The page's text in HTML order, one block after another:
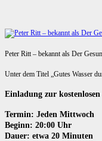
Peter Ritt – bekannt als Der
Unter dem Titel „Gutes Wasser
Einladung zur
Termin: Jeden Mittwoch
Beginn: 20:00 Uhr
Dauer: etwa 20 Minuten